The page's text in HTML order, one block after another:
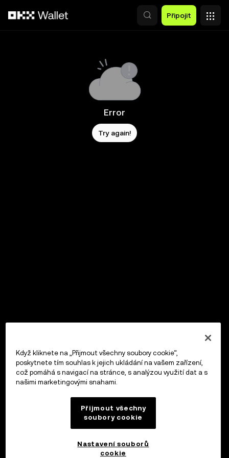
Připojit
Error
Try again!
Když kliknete na „Přijmout všechny soubory cookie“,
poskytnete tím souhlas k jejich ukládání na vašem zařízení,
což pomáhá s navigací na stránce, s analýzou využití dat a s
našimi marketingovými snahami.
Přijmout všechny
soubory cookie
Nastavení souborů
cookie